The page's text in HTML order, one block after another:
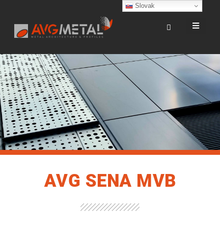
AVG SENAAVG SENA MVB
Slovak